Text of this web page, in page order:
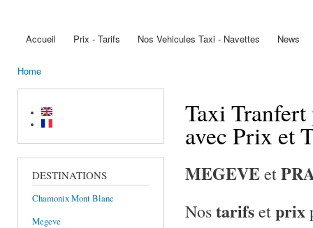
Main menu
Accueil Prix - Tarifs Nos Vehicules Taxi - Navettes News
Home
DESTINATIONS
Chamonix Mont Blanc
Megeve
Taxi
avec Prix et
MEGEVEet
Nostarifsetprix